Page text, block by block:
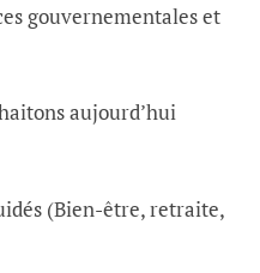
gouvernementales et
aujourd’hui
(Bien-être, retraite,